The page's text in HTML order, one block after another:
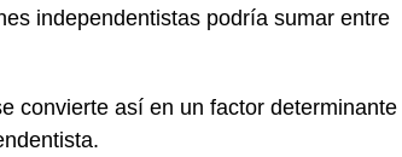
independentistas podría sumar entre
convierte así en un factor determinante